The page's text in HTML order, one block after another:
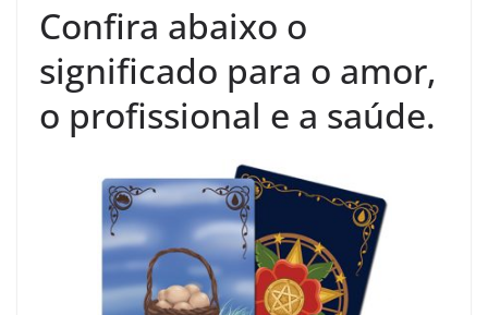
Confira abaixo o
significado para o amor,
o profissional e a saúde.